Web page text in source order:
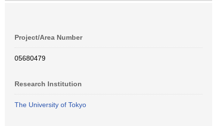
Project/Area Number
05680479
Research Institution
The University of Tokyo